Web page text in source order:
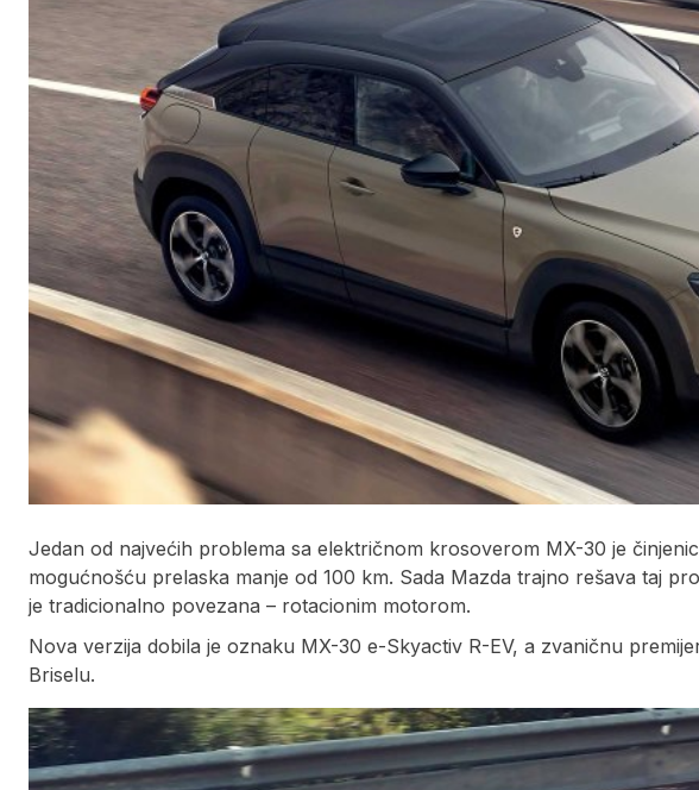
Jedan od najvećih problema sa električnom krosoverom MX-30 je
mogućnošću prelaska manje od 100 km. Sada Mazda trajno rešava taj
je tradicionalno povezana – rotacionim motorom.
Nova verzija dobila je oznaku MX-30 e-Skyactiv R-EV, a zvaničnu
Briselu.